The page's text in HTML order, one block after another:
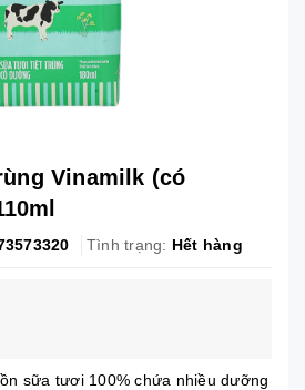
Vinamilk (có
Tình trạng: Hết hàng
sữa tươi 100% chứa nhiều dưỡng